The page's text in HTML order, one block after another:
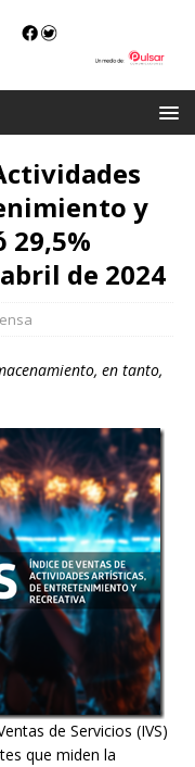
y
29,5%
de 2024
en tanto,
de Servicios (IVS)
que miden la